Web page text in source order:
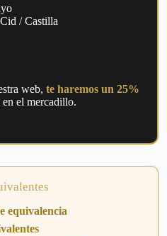
/ Castilla
web, te haremos un 25%
el mercadillo.
equivalencia